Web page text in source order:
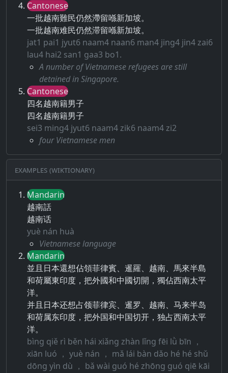
Cantonese
一批越南難民仍然滯留喺新加坡。
一批越南难民仍然滞留喺新加坡。
jat1 pai1 jyut6 naam4 naan6 man4 jing4 jin4 zai6
lau4 hai2 san1 gaa3 bo1.
A number of Vietnamese refugees are still
detained in Singapore.
Cantonese
四名越南籍男子
四名越南籍男子
sei3 ming4 jyut6 naam4 zik6 naam4 zi2
four Vietnamese men
Examples (Wiktionary)
Mandarin
越南話
越南话
yuè nán huà
Vietnamese language
Mandarin
並且日本還想佔領菲律賓、暹羅、越南、馬來半島
和荷屬東印度，把外國和中國切開，獨佔西南太平
洋。
并且日本还想占领菲律宾、暹罗、越南、马来半岛
和荷属东印度，把外国和中国切开，独占西南太平
洋。
bìng qiě rì běn hái xiǎng zhàn lǐng fēi lǜ bīn ，
xiān luó ， yuè nán ， mǎ lái bàn dǎo hé hé shǔ
dōng yìn dù ， bǎ wài guó hé zhōng guó qiē kāi